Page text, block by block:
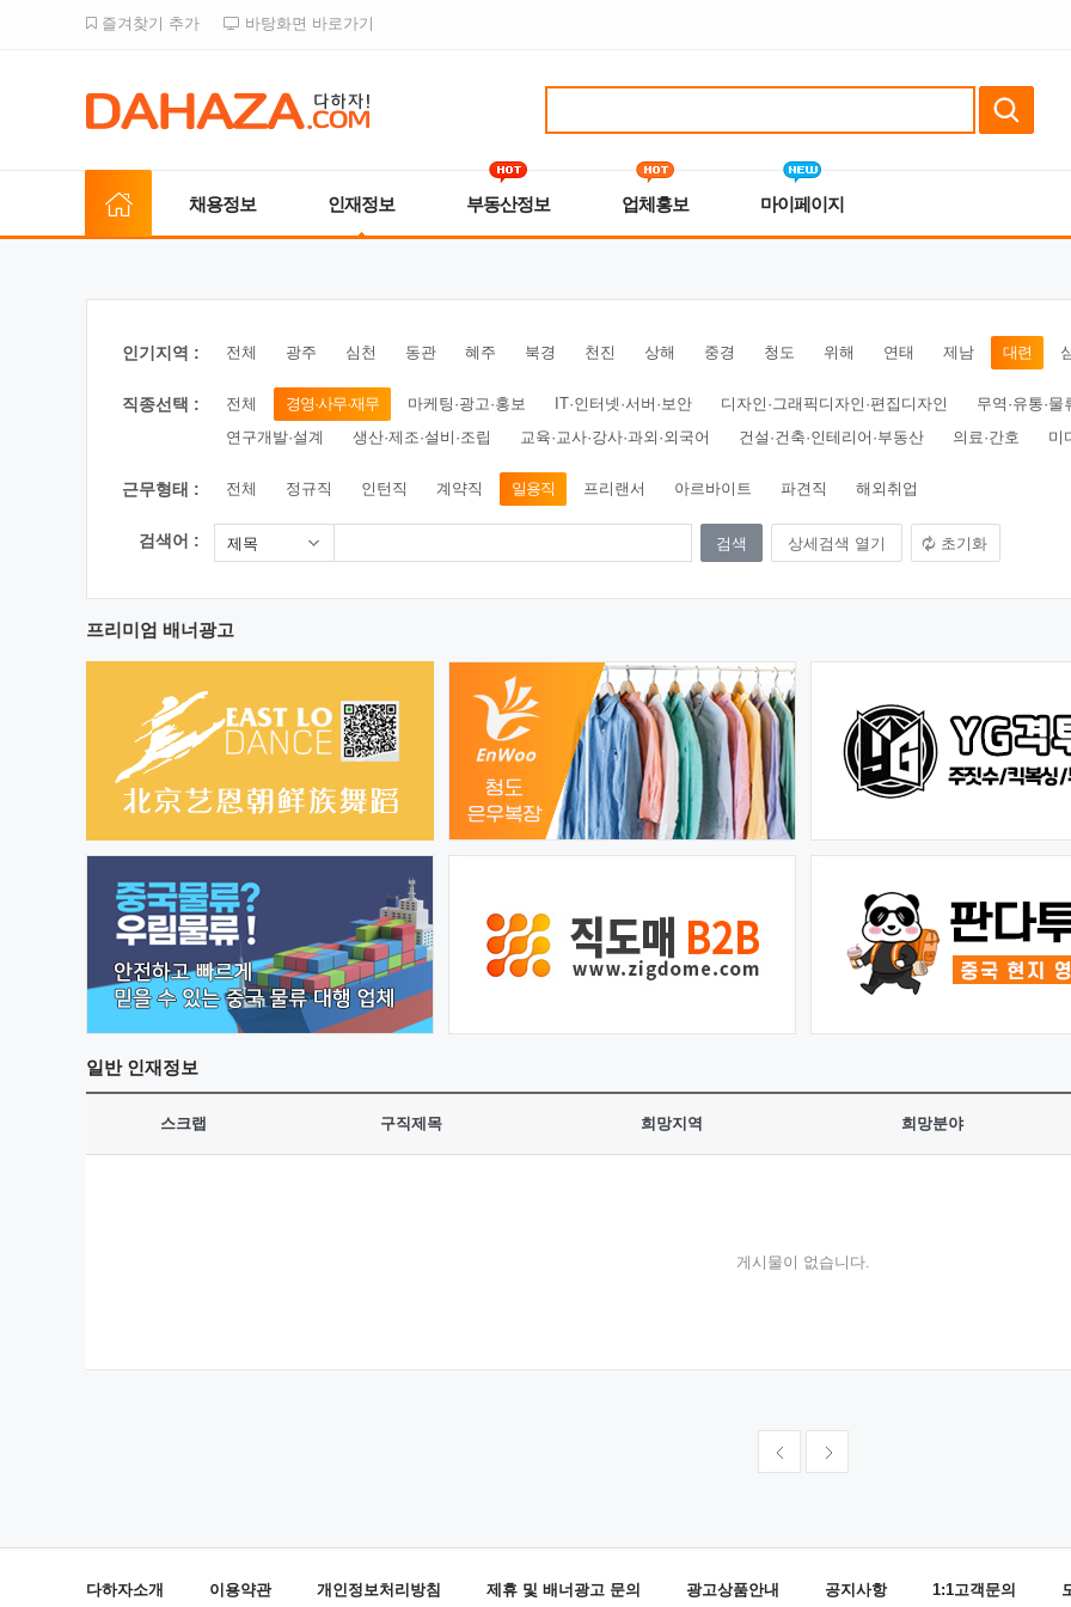
즐겨찾기 추가 바탕화면 바로가기
채용정보 인재정보 부동산정보 업체홍보 마이페이지
인기지역 : 전체 광주 심천 동관 혜주 북경 천진 상해 중경 청도 위해 연태 제남 대련
직종선택 : 전체 경영·사무·재무 마케팅·광고·홍보 IT·인터넷·서버·보안 디자인·그래픽디자인·편집디자인
무역·유통·물
연구개발·설계
생산·제조·설비·조립 교육·교사·강사·과외·외국어 건설·건축·인테리어·부동산 의료·간호 미
근무형태 : 전체 정규직 인턴직 계약직 일용직 프리랜서 아르바이트 파견직 해외취업
검색어 : 제목 상세검색 열기 초기화
프리미엄 배너광고
일반인재정보
스크랩 구직제목 희망지역 희망분야
게시물이 없습니다.
다하자소개 이용약관 개인정보처리방침 제휴 및 배너광고 문의 광고상품안내 공지사항 1:1고객문의